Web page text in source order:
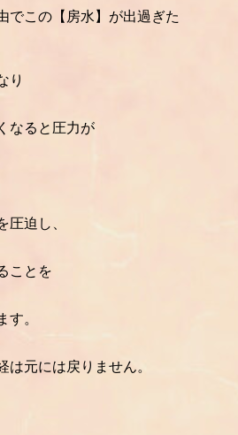
でこの【房水】が出過ぎた
り
なると圧力が
圧迫し、
ことを
す。
は元には戻りません。